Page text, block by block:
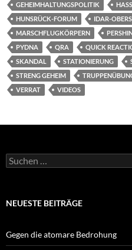
GEHEIMHALTUNGSPOLITIK
HUNSRÜCK-FORUM
IDAR-
MARSCHFLUGKÖRPERN
PYDNA
QRA QUICK
SKANDAL
STATIONIERUNG
STRENG GEHEIM
VERRAT
VIDEOS
Suchen
nach:
NEUESTE BEITRÄGE
Gegen die atomare Bedrohung